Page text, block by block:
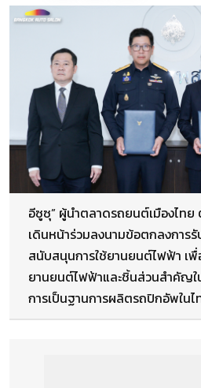
อีซูซุ” ผู้นำตลาดรถยนต์เมืองไท
เดินหน้าร่วมลงนามข้อตกลงการ
สนับสนุนการใช้ยานยนต์ไฟฟ้า เ
ยานยนต์ไฟฟ้าและชิ้นส่วนสำคัญใ
การเป็นฐานการผลิตรถปิกอัพใน